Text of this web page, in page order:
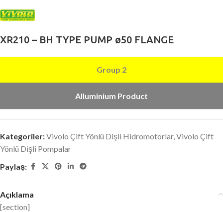
XR210 – BH TYPE PUMP ø50 FLANGE
Group 2
Alluminium Product
Kategoriler:Vivolo Çift Yönlü Dişli Hidromotorlar, Vivolo Çift
Yönlü Dişli Pompalar
Paylaş:
Açıklama
[section]